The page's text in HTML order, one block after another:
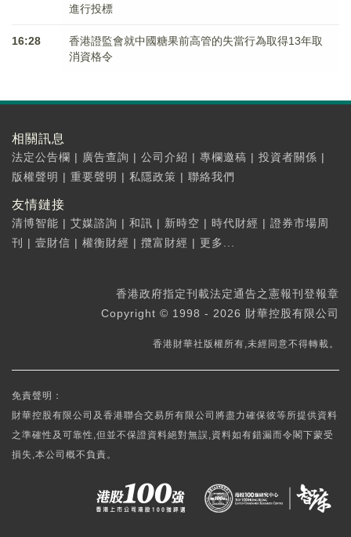
進行投標
16:28
香港證監會就中國糖果前高管的失當行為取得13年取
消資格令
相關訊息
法定公告欄 | 廣告查詢 | 公司介紹 | 專欄邀稿 | 投資者關係 |
版權聲明 | 重要聲明 | 私隱政策 | 聯絡我們
友情鏈接
清博智能 | 艾媒諮詢 | 和訊 | 新時空 | 時代財經 | 證券市場周
刊
| 壹財信 | 權衡財經 | 攬富財經 | 更多...
香港政府指定刊載法定通告之憲報刊登報章
Copyright © 1998 - 2026 財華控股有限公司
香港財華社版權所有,未經同意不得轉載。
免責聲明：
財華控股有限公司及香港聯合交易所有限公司將盡力確保彼等所提供資料
之準確性及可靠性,但並不保證資料絕對無誤,資料如有錯漏而令閣下蒙受
損失,本公司概不負責。